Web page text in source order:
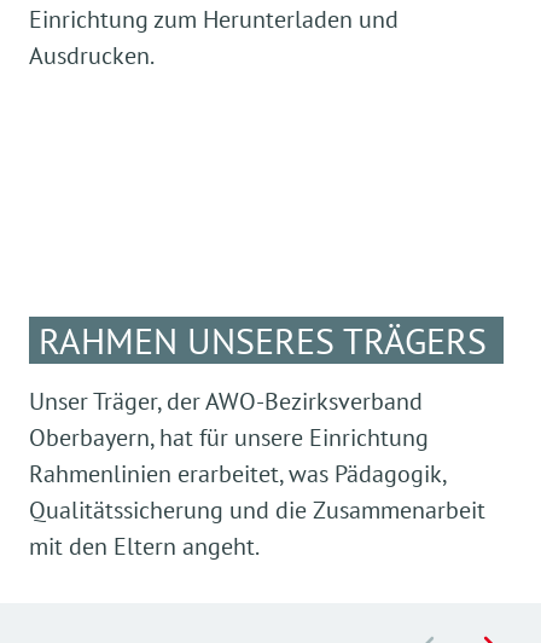
Einrichtung zum Herunterladen und
Ausdrucken.
RAHMEN UNSERES TRÄGERS
Unser Träger, der AWO-Bezirksverband
Oberbayern, hat für unsere Einrichtung
Rahmenlinien erarbeitet, was Pädagogik,
Qualitätssicherung und die Zusammenarbeit
mit den Eltern angeht.